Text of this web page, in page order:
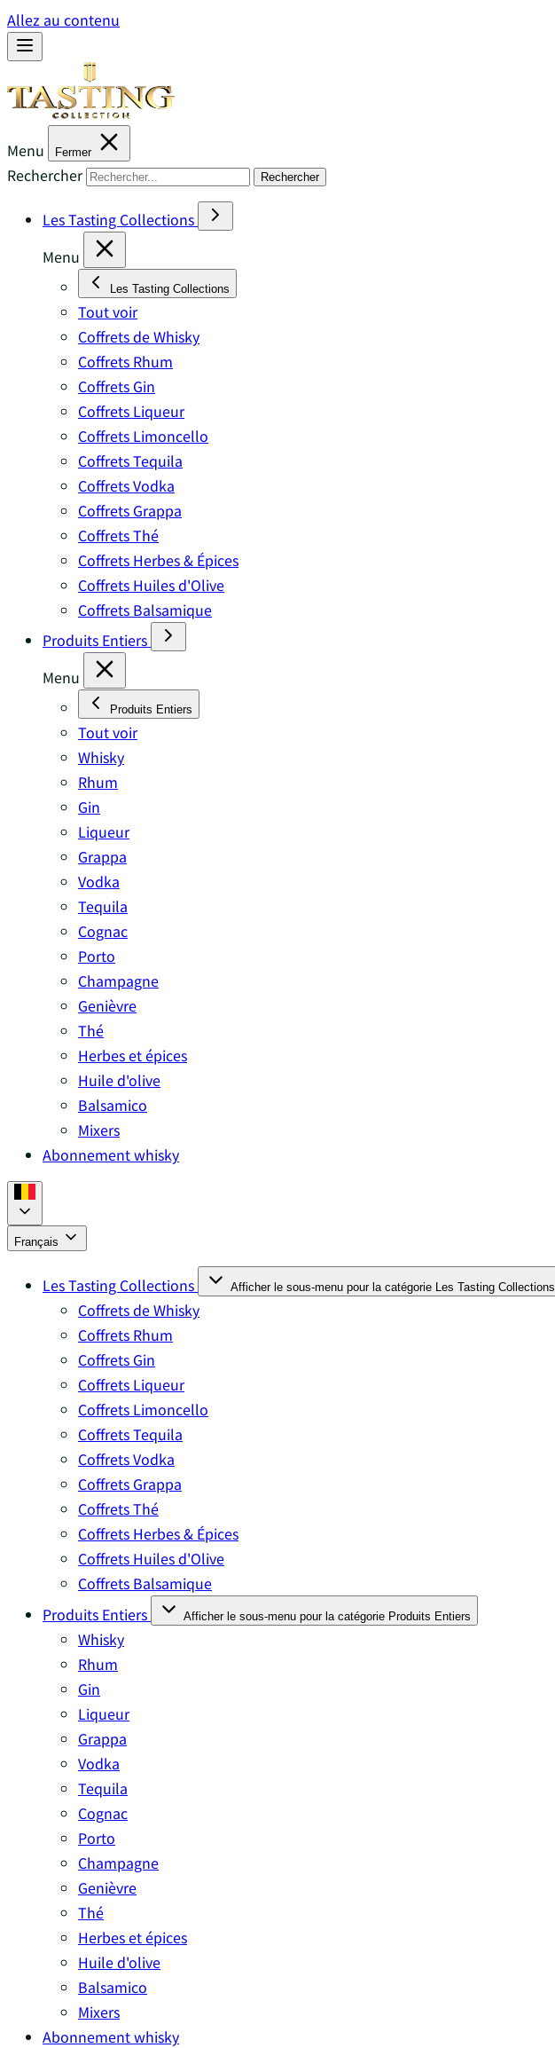
Allez au contenu
Menu Fermer
Rechercher Rechercher
Les Tasting Collections
Menu
Les Tasting Collections
Tout voir
Coffrets de Whisky
Coffrets Rhum
Coffrets Gin
Coffrets Liqueur
Coffrets Limoncello
Coffrets Tequila
Coffrets Vodka
Coffrets Grappa
Coffrets Thé
Coffrets Herbes & Épices
Coffrets Huiles d'Olive
Coffrets Balsamique
Produits Entiers
Menu
Produits Entiers
Tout voir
Whisky
Rhum
Gin
Liqueur
Grappa
Vodka
Tequila
Cognac
Porto
Champagne
Genièvre
Thé
Herbes et épices
Huile d'olive
Balsamico
Mixers
Abonnement whisky
Français
Les Tasting Collections Afficher le sous-menu pour la catégorie Les Tasting Collections
Coffrets de Whisky
Coffrets Rhum
Coffrets Gin
Coffrets Liqueur
Coffrets Limoncello
Coffrets Tequila
Coffrets Vodka
Coffrets Grappa
Coffrets Thé
Coffrets Herbes & Épices
Coffrets Huiles d'Olive
Coffrets Balsamique
Produits Entiers
Afficher le sous-menu pour la catégorie Produits Entiers
Whisky
Rhum
Gin
Liqueur
Grappa
Vodka
Tequila
Cognac
Porto
Champagne
Genièvre
Thé
Herbes et épices
Huile d'olive
Balsamico
Mixers
Abonnement whisky